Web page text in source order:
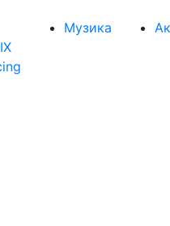
Музика